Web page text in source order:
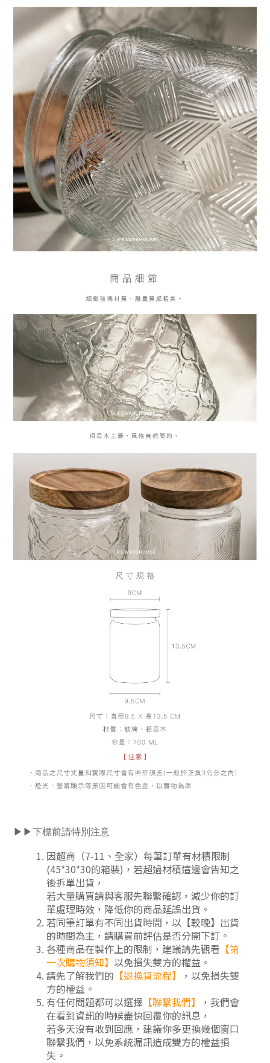
▶▶下標前請特別注意
因超商（7-11、全家）每筆訂單有材積限制
(45*30*30的箱裝)，若超過材積這邊會告知之
後拆單出貨，
若大量購買請與客服先聯繫確認，減少你的訂
單處理時效，降低你的商品延誤出貨。
若同筆訂單有不同出貨時間，以【較晚】出貨
的時間為主，請購買前評估是否分開下訂 。
各種商品在製作上的限制，建議請先觀看 【第
一次購物須知】 以免損失雙方的權益。
請先了解我們的 【退換貨流程】
，以免損失雙
方的權益。
有任何問題都可以選擇 【聯繫我們】
，我們會
在看到資訊的時候盡快回覆你的訊息，
若多天沒有收到回應，建議你多更換幾個窗口
聯繫我們，以免系統漏訊造成雙方的權益損
失。